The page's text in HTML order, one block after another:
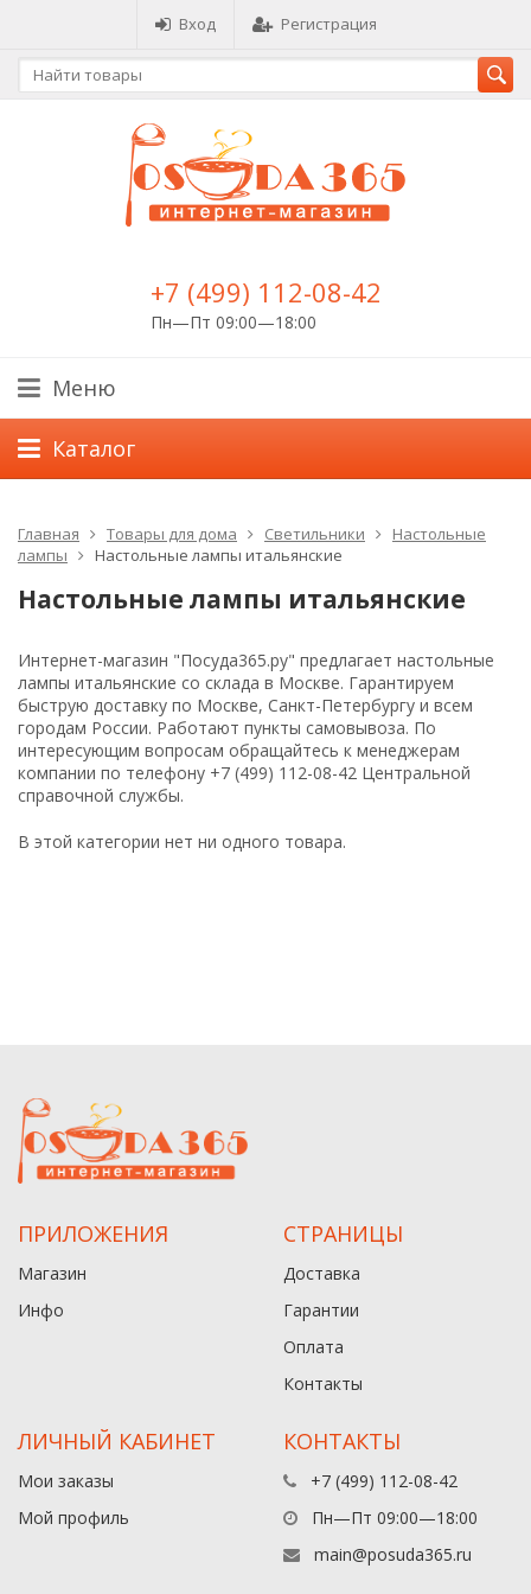
Вход Регистрация
+7 (499) 112-08-42
Пн—Пт 09:00—18:00
Меню
Каталог
Главная Товары для дома Светильники
Настольные
лампы
Настольные лампы итальянские
Настольные лампы итальянские
Интернет-магазин "Посуда365.ру" предлагает настольные
лампы итальянские со склада в Москве. Гарантируем
быструю доставку по Москве, Санкт-Петербургу и всем
городам России. Работают пункты самовывоза. По
интересующим вопросам обращайтесь к менеджерам
компании по телефону +7 (499) 112-08-42 Центральной
справочной службы.
В этой категории нет ни одного товара.
ПРИЛОЖЕНИЯ
Магазин
Инфо
СТРАНИЦЫ
Доставка
Гарантии
Оплата
Контакты
ЛИЧНЫЙ КАБИНЕТ
Мои заказы
Мой профиль
КОНТАКТЫ
+7 (499) 112-08-42
Пн—Пт 09:00—18:00
main@posuda365.ru